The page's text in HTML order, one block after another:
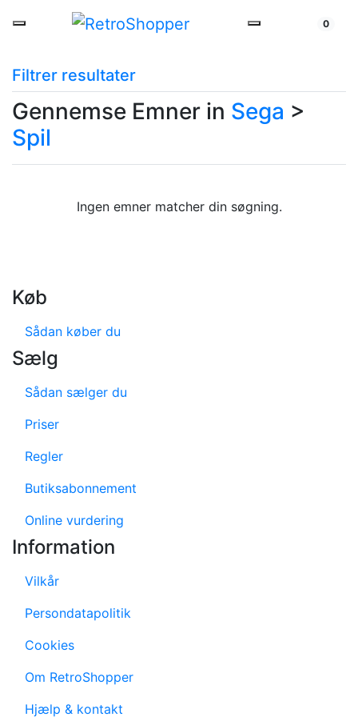
0
Filtrer resultater
Gennemse Emner in Sega >
Spil
Ingen emner matcher din søgning.
Køb
Sådan køber du
Sælg
Sådan sælger du
Priser
Regler
Butiksabonnement
Online vurdering
Information
Vilkår
Persondatapolitik
Cookies
Om RetroShopper
Hjælp & kontakt